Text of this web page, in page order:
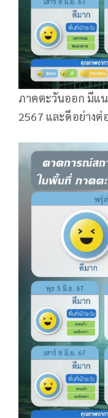
ภาคตะวันออก มีแน
2567 และดีอย่างต่